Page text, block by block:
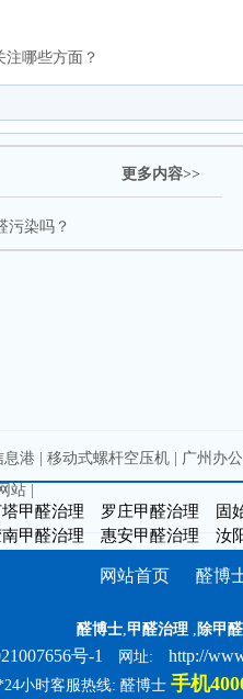
哪些方面？
更多内容>>
污染吗？
息港 移动式螺杆空压机 广州办
站
甲醛治理 罗庄甲醛治理 固
南甲醛治理 惠安甲醛治理 汝
网站首页 醛博
醛博士,甲醛治理 , 除甲
号-1 网址: http://
小时客服热线: 醛博士 手机